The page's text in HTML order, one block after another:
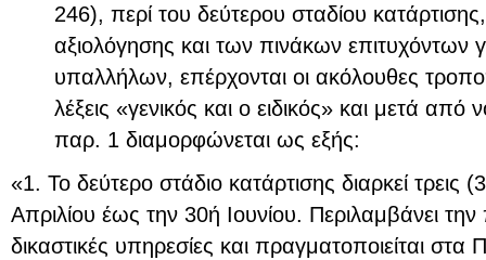
246), περί του δεύτερου σταδίου
αξιολόγησης και των πινάκων επιτυχόντων
υπαλλήλων, επέρχονται οι ακόλουθες
λέξεις «γενικός και ο ειδικός» και μετά από
παρ. 1 διαμορφώνεται ως εξής:
«1. Το δεύτερο στάδιο κατάρτισης διαρκεί
Απριλίου έως την 30ή Ιουνίου. Περιλαμβάνει
δικαστικές υπηρεσίες και πραγματοποιείται στα